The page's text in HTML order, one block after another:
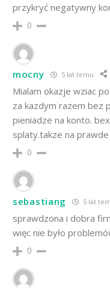
przykryć negatywny
0
mocny 5 lat temu
Mialam okazje wziac
za kazdym razem bez
pieniadze na konto.
splaty.takze na
0
sebastiang 5 lat
sprawdzona i dobra
więc nie było
0